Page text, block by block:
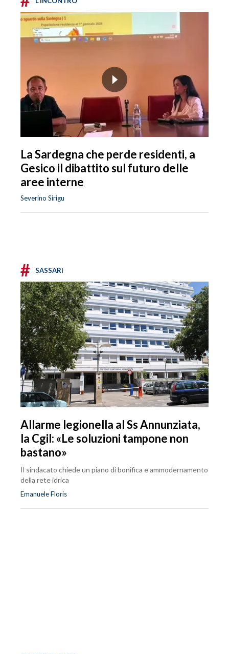
La Sardegna che perde residenti, a
Gesico il dibattito sul futuro delle
aree interne
Severino Sirigu
# SASSARI
Allarme legionella al Ss Annunziata,
la Cgil: «Le soluzioni tampone non
bastano»
Il sindacato chiede un piano di bonifica e ammodernamento
della rete idrica
Emanuele Floris